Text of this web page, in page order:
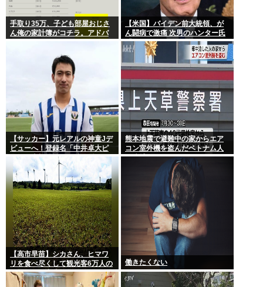
手取り35万、子ども部屋おじさ
ん俺の家計簿がコチラ。アドバ
【米国】バイデン前大統領、が
ん闘病で激痛 次男のハンター氏
「見ていてとてもつらい」
【サッカー】元レアルの神童Jデ
ビューへ！登録名「中井卓大ピ
ピ」日本初挑戦の22歳今治MFが
開幕戦に先発
熊本地震で避難中の家からエア
コン室外機を盗んだベトナム人
を逮捕
【高市早苗】シカさん、ヒマワ
リを食べ尽くして観光客6万人の
イベントが中止になる…さらに
コスモス畑も食べ尽くす
働きたくない